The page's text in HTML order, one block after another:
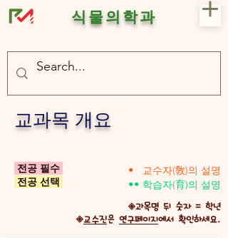
식물의학과
교과목 개요
전공 필수
​ 전공 선택
• 교수자(敎)의 설명
•• 학습자(育)의 설명
​◈과목명 뒤 숫자 = 학년
◈교수진은 연구페이지에서 확인하세요.